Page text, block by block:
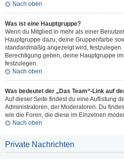
Nach oben
Was ist eine Hauptgruppe?
Wenn du Mitglied in mehr als einer
Hauptgruppe dazu, deine Gruppenfarbe
standardmäßig angezeigt wird,
Berechtigung geben, deine Hauptgruppe
festzulegen.
Nach oben
Was bedeutet der „Das Team“-Link auf
Auf dieser Seite findest du eine Auflistung
Administratoren, der Moderatoren. Du
wie die Foren, die diese im Einzelnen
Nach oben
Private Nachrichten